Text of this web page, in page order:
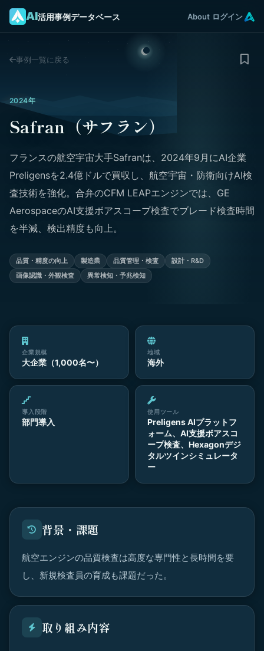
AI活用事例データベース About ログイン
事例一覧に戻る
2024年
Safran（サフラン）
フランスの航空宇宙大手Safranは、2024年9月にAI企業
Preligensを2.4億ドルで買収し、航空宇宙・防衛向けAI検
査技術を強化。合弁のCFM LEAPエンジンでは、GE
AerospaceのAI支援ボアスコープ検査でブレード検査時間
を半減、検出精度も向上。
品質・精度の向上 製造業 品質管理・検査
設計・R&D
画像認識・外観検査
異常検知・予兆検知
企業規模
大企業（1,000名〜）
地域
海外
導入段階
部門導入
使用ツール
Preligens AIプラットフ
ォーム、AI支援ボアスコ
ープ検査、Hexagonデジ
タルツインシミュレータ
ー
背景・課題
航空エンジンの品質検査は高度な専門性と長時間を要
し、新規検査員の育成も課題だった。
取り組み内容